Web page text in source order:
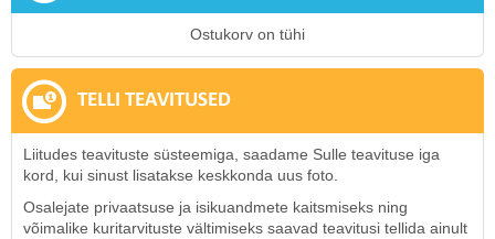
Ostukorv on tühi
TELLI TEAVITUSED
Liitudes teavituste süsteemiga, saadame Sulle teavituse iga
kord, kui sinust lisatakse keskkonda uus foto.
Osalejate privaatsuse ja isikuandmete kaitsmiseks ning
võimalike kuritarvituste vältimiseks saavad teavitusi tellida ainult